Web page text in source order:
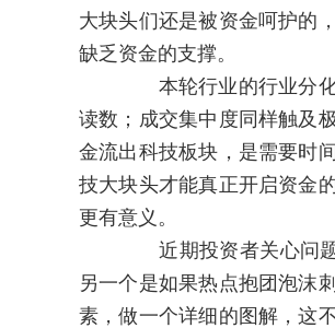
大块头们还是被资金呵护的
缺乏资金的支撑。
本轮行业的行业分化已达
读数；成交集中度同样触及
金流出科技板块，是需要时
技大块头才能真正开启资金
更有意义。
近期投资者关心问题最
另一个是如果热点抱团泡沫
素，做一个详细的图解，这